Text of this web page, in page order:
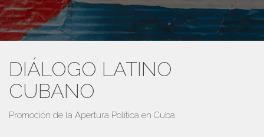
DIÁLOGO LATINO
CUBANO
Promoción de la Apertura Política en Cuba